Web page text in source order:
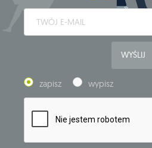
WYŚLIJ
zapisz wypisz